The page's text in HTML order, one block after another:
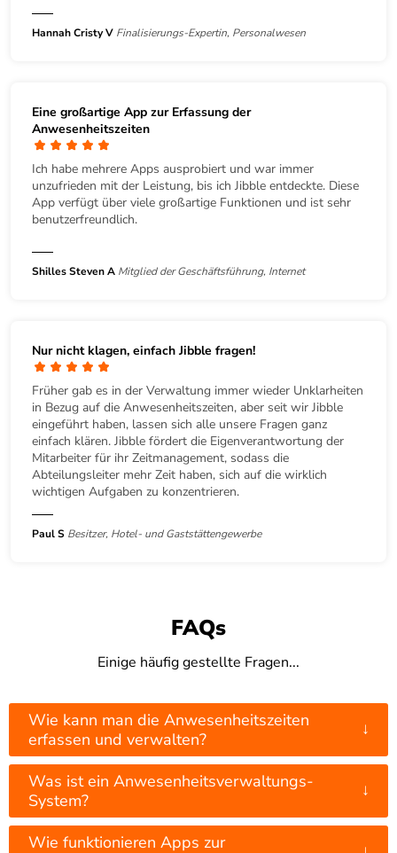
Hannah Cristy V Finalisierungs-Expertin, Personalwesen
Eine großartige App zur Erfassung der
Anwesenheitszeiten
Ich habe mehrere Apps ausprobiert und war immer
unzufrieden mit der Leistung, bis ich Jibble entdeckte. Diese
App verfügt über viele großartige Funktionen und ist sehr
benutzerfreundlich.
Shilles Steven A Mitglied der Geschäftsführung, Internet
Nur nicht klagen, einfach Jibble fragen!
Früher gab es in der Verwaltung immer wieder Unklarheiten
in Bezug auf die Anwesenheitszeiten, aber seit wir Jibble
eingeführt haben, lassen sich alle unsere Fragen ganz
einfach klären. Jibble fördert die Eigenverantwortung der
Mitarbeiter für ihr Zeitmanagement, sodass die
Abteilungsleiter mehr Zeit haben, sich auf die wirklich
wichtigen Aufgaben zu konzentrieren.
Paul S Besitzer, Hotel- und Gaststättengewerbe
FAQs
Einige häufig gestellte Fragen...
Wie kann man die Anwesenheitszeiten
erfassen und verwalten?
↓
Was ist ein Anwesenheitsverwaltungs-
System?
↓
Wie funktionieren Apps zur